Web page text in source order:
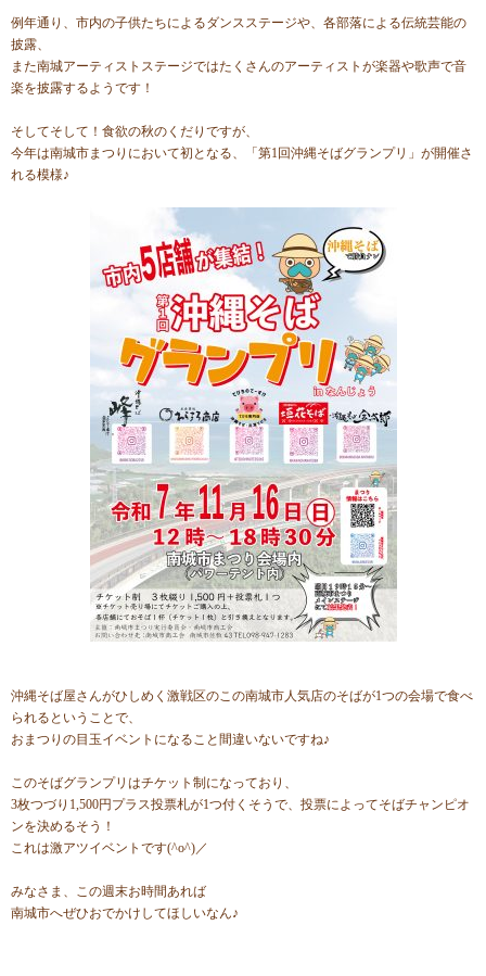
例年通り、市内の子供たちによるダンスステージや、各部落による伝統芸能の
披露、
また南城アーティストステージではたくさんのアーティストが楽器や歌声で音
楽を披露するようです！
そしてそして！食欲の秋のくだりですが、
今年は南城市まつりにおいて初となる、「第1回沖縄そばグランプリ」が開催さ
れる模様♪
沖縄そば屋さんがひしめく激戦区のこの南城市人気店のそばが1つの会場で食べ
られるということで、
おまつりの目玉イベントになること間違いないですね♪
このそばグランプリはチケット制になっており、
3枚つづり1,500円プラス投票札が1つ付くそうで、投票によってそばチャンピオ
ンを決めるそう！
これは激アツイベントです(^o^)／
みなさま、この週末お時間あれば
南城市へぜひおでかけしてほしいなん♪